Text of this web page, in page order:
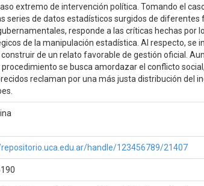
extremo de intervención política. Tomando el
series de datos estadísticos surgidos de
responde a las críticas hechas por
de la manipulación estadística. Al respecto, se
de un relato favorable de gestión oficial.
se busca amordazar el conflicto
reclaman por una más justa distribución del
handle/123456789/21407